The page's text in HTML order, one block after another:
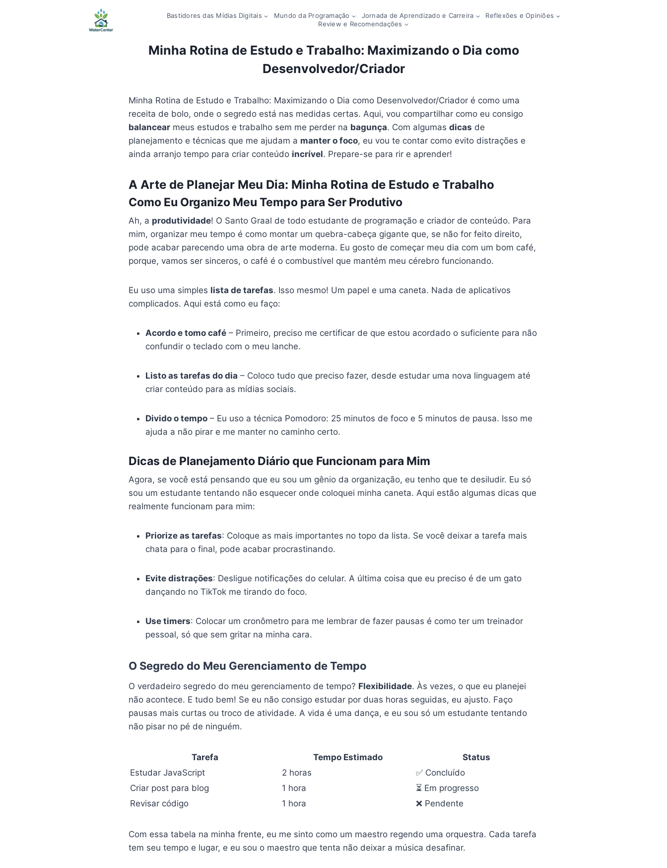
Bastidores das Mídias Digitais Mundo da Programação Jornada de Aprendizado e Carreira
Reflexões e Opiniões
Review e Recomendações
Minha Rotina de Estudo e Trabalho: Maximizando o Dia como
Desenvolvedor/Criador
Minha Rotina de Estudo e Trabalho: Maximizando o Dia como Desenvolvedor/Criador é como uma
receita de bolo, onde o segredo está nas medidas certas. Aqui, vou compartilhar como eu consigo
balancear meus estudos e trabalho sem me perder na bagunça. Com algumasdicas de
planejamento e técnicas que me ajudam a manter o foco, eu vou te contar como evito distrações e
ainda arranjo tempo para criar conteúdo incrível. Prepare-se para rir e aprender!
A Arte de Planejar Meu Dia: Minha Rotina de Estudo e Trabalho
Como Eu Organizo Meu Tempo para Ser Produtivo
Ah, a produtividade! O Santo Graal de todo estudante de programação e criador de conteúdo. Para
mim, organizar meu tempo é como montar um quebra-cabeça gigante que, se não for feito direito,
pode acabar parecendo uma obra de arte moderna. Eu gosto de começar meu dia com um bom café,
porque, vamos ser sinceros, o café é o combustível que mantém meu cérebro funcionando.
Eu uso uma simples lista de tarefas. Isso mesmo! Um papel e uma caneta. Nada de aplicativos
complicados. Aqui está como eu faço:
Acordo e tomo café – Primeiro, preciso me certificar de que estou acordado o suficiente para não
confundir o teclado com o meu lanche.
Listo as tarefas do dia – Coloco tudo que preciso fazer, desde estudar uma nova linguagem até
criar conteúdo para as mídias sociais.
Divido o tempo – Eu uso a técnica Pomodoro: 25 minutos de foco e 5 minutos de pausa. Isso me
ajuda a não pirar e me manter no caminho certo.
Dicas de Planejamento Diário que Funcionam para Mim
Agora, se você está pensando que eu sou um gênio da organização, eu tenho que te desiludir. Eu só
sou um estudante tentando não esquecer onde coloquei minha caneta. Aqui estão algumas dicas que
realmente funcionam para mim:
Priorize as tarefas: Coloque as mais importantes no topo da lista. Se você deixar a tarefa mais
chata para o final, pode acabar procrastinando.
Evite distrações: Desligue notificações do celular. A última coisa que eu preciso é de um gato
dançando no TikTok me tirando do foco.
Use timers: Colocar um cronômetro para me lembrar de fazer pausas é como ter um treinador
pessoal, só que sem gritar na minha cara.
O Segredo do Meu Gerenciamento de Tempo
O verdadeiro segredo do meu gerenciamento de tempo? Flexibilidade. Às vezes, o que eu planejei
não acontece. E tudo bem! Se eu não consigo estudar por duas horas seguidas, eu ajusto. Faço
pausas mais curtas ou troco de atividade. A vida é uma dança, e eu sou só um estudante tentando
não pisar no pé de ninguém.
Tarefa Tempo Estimado
Status
Estudar JavaScript
2 horas
✅ Concluído
Criar post para blog
1 hora
⏳ Em progresso
Revisar código
1 hora ❌ Pendente
Com essa tabela na minha frente, eu me sinto como um maestro regendo uma orquestra. Cada tarefa
tem seu tempo e lugar, e eu sou o maestro que tenta não deixar a música desafinar.